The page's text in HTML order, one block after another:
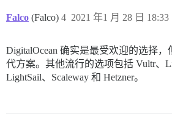
Falco (Falco) 2021 年1 月 28 日 18:33
4
DigitalOcean 确实是最受欢迎的选择
代方案。其他流行的选项包括 Vultr、
LightSail、Scaleway 和 Hetzner。